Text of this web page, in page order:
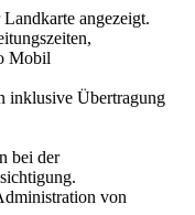
angezeigt.
Mobil
inklusive Übertragung
bei der
von